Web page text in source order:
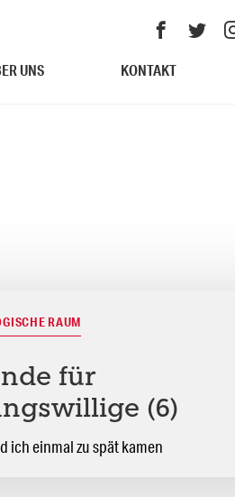
UNS KONTAKT
RAUM
für
(6)
ich einmal zu spät kamen